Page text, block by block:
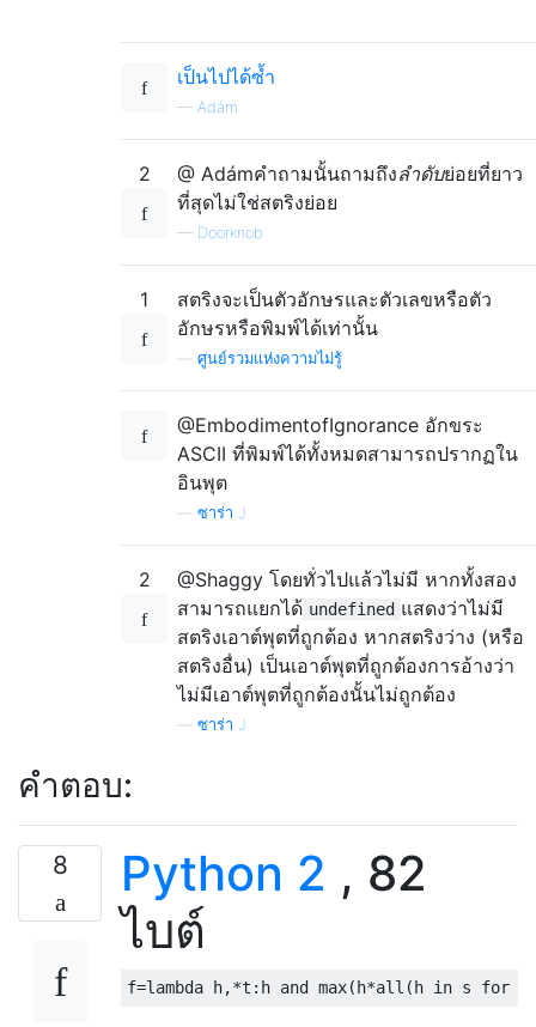
เป็นไปได้ซ้ำ
— Adám
2 @ Adámคำถามนั้นถามถึงลำดับย่อยที่ยาว
ที่สุดไม่ใช่สตริงย่อย
— Doorknob
1
สตริงจะเป็นตัวอักษรและตัวเลขหรือตัว
อักษรหรือพิมพ์ได้เท่านั้น
ศูนย์รวมแห่งความไม่รู้
@EmbodimentofIgnorance อักขระ
ASCII ที่พิมพ์ได้ทั้งหมดสามารถปรากฏใน
อินพุต
ซาร่า J
2
@Shaggy โดยทั่วไปแล้วไม่มี หากทั้งสอง
สามารถแยกได้ undefined แสดงว่าไม่มี
สตริงเอาต์พุตที่ถูกต้อง หากสตริงว่าง (หรือ
สตริงอื่น) เป็นเอาต์พุตที่ถูกต้องการอ้างว่า
ไม่มีเอาต์พุตที่ถูกต้องนั้นไม่ถูกต้อง
ซาร่า J
คำตอบ:
8 Python 2 , 82
ไบต์
f=lambda h,*t : h and max( h*all ( h in s for